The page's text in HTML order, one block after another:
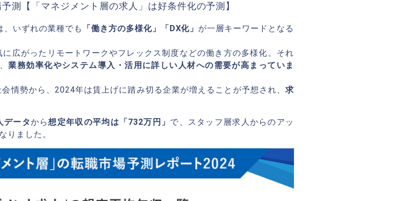
測【「マネジメント層の求人」は好条件化の予測】
いずれの業種でも 「働き方の多様化」「DX化」 が一層キーワードとなる
広がったリモートワークやフレックス制度などの働き方の多様化。それ
業務効率化やシステム導入・活用に詳しい人材への需要が高まっていま
情勢から、2024年は賃上げに踏み切る企業が増えることが予想され、求
データから想定年収の平均は「732万円」 で、スタッフ層求人からのアッ
りました。